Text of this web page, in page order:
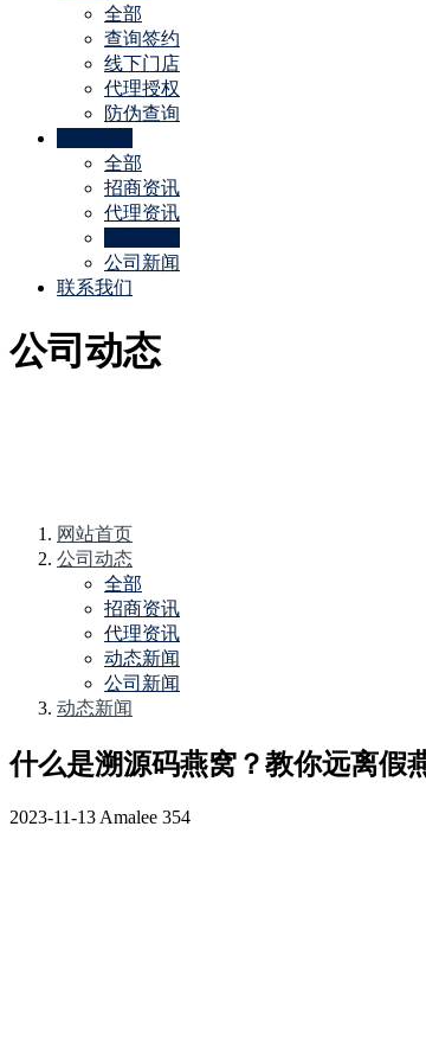
全部
查询签约
线下门店
代理授权
防伪查询
全部
招商资讯
代理资讯
公司新闻
联系我们
公司动态
网站首页
公司动态
全部
招商资讯
代理资讯
动态新闻
公司新闻
动态新闻
什么是溯源码燕窝？教你远离假
2023-11-13 Amalee 354